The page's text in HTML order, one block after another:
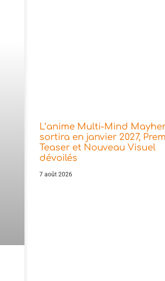
L’anime Multi-Mind
sortira en janvier 2027,
Teaser et Nouveau Visuel
dévoilés
7 août 2026